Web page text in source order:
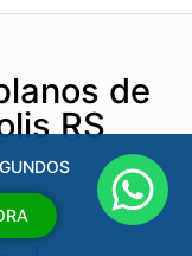
de
RS